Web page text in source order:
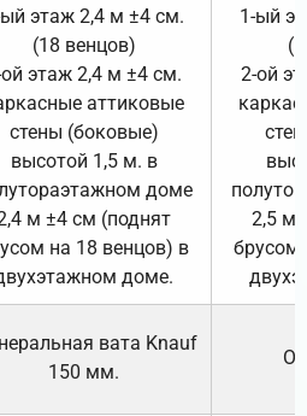
этаж 2,4 м ±4 см.
(18 венцов)
этаж 2,4 м ±4 см.
аттиковые
стены (боковые)
высотой 1,5 м. в
доме
м ±4 см (поднят
на 18 венцов) в
доме.
1-ый
2-ой
2,5 м
брусом
вата Knauf
150 мм.